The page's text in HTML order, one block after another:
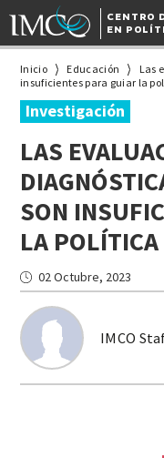
CENTRO
EN
Inicio Educación
Las
insuficientes para guiar la
Investigación
LAS
SON
LA
IMCO
02 Octubre, 2023